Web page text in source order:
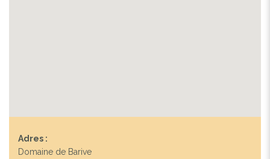
Adres :
Domaine de Barive